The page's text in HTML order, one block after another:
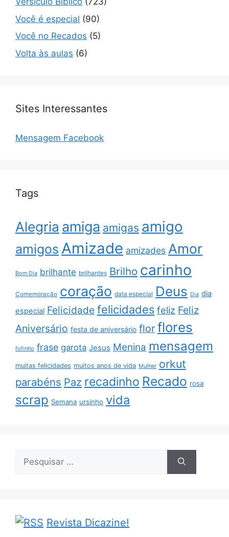
Você é especial (90)
Você no Recados (5)
Volta às aulas (6)
Sites Interessantes
Mensagem Facebook
Tags
Alegria amiga amigas amigo
amigos Amizade amizades Amor
Bom Dia brilhante brilhantes Brilho carinho
Comemoração coração data especial Deus Dia dia
especial Felicidade felicidades feliz Feliz
Aniversário festa de aniversário flor flores
fofinho frase garota Jesus Menina mensagem
muitas felicidades muitos anos de vida Mulher orkut
parabéns Paz recadinho Recado rosa
scrap Semana ursinho vida
por:
Revista Dicazine!